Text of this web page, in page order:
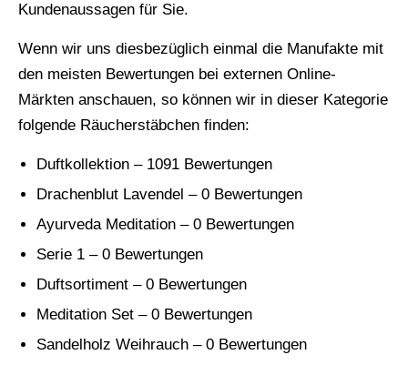
Kundenaussagen für Sie.
Wenn wir uns diesbezüglich einmal die Manufakte mit
den meisten Bewertungen bei externen Online-
Märkten anschauen, so können wir in dieser Kategorie
folgende Räucherstäbchen finden:
Duftkollektion – 1091 Bewertungen
Drachenblut Lavendel – 0 Bewertungen
Ayurveda Meditation – 0 Bewertungen
Serie 1 – 0 Bewertungen
Duftsortiment – 0 Bewertungen
Meditation Set – 0 Bewertungen
Sandelholz Weihrauch – 0 Bewertungen